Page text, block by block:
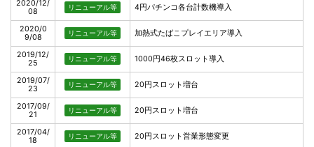
2020/12/
08
リニューアル等 4円パチンコ各台計数機導入
2020/0
9/08
リニューアル等 加熱式たばこプレイエリア導入
2019/12/
25
リニューアル等 1000円46枚スロット導入
2019/07/
23
リニューアル等 20円スロット増台
2017/09/
21
リニューアル等 20円スロット増台
2017/04/
18
リニューアル等 20円スロット営業形態変更